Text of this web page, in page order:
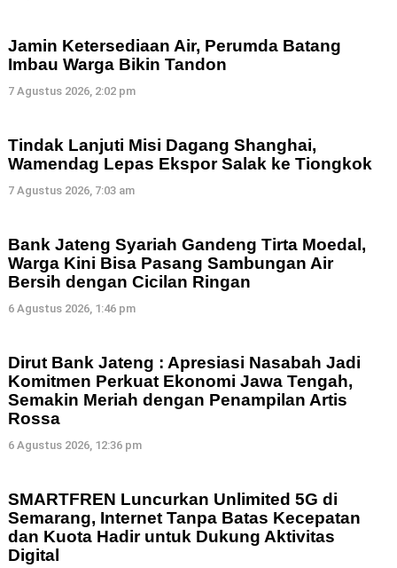
Jamin Ketersediaan Air, Perumda Batang
Imbau Warga Bikin Tandon
7 Agustus 2026, 2:02 pm
Tindak Lanjuti Misi Dagang Shanghai,
Wamendag Lepas Ekspor Salak ke Tiongkok
7 Agustus 2026, 7:03 am
Bank Jateng Syariah Gandeng Tirta Moedal,
Warga Kini Bisa Pasang Sambungan Air
Bersih dengan Cicilan Ringan
6 Agustus 2026, 1:46 pm
Dirut Bank Jateng : Apresiasi Nasabah Jadi
Komitmen Perkuat Ekonomi Jawa Tengah,
Semakin Meriah dengan Penampilan Artis
Rossa
6 Agustus 2026, 12:36 pm
SMARTFREN Luncurkan Unlimited 5G di
Semarang, Internet Tanpa Batas Kecepatan
dan Kuota Hadir untuk Dukung Aktivitas
Digital